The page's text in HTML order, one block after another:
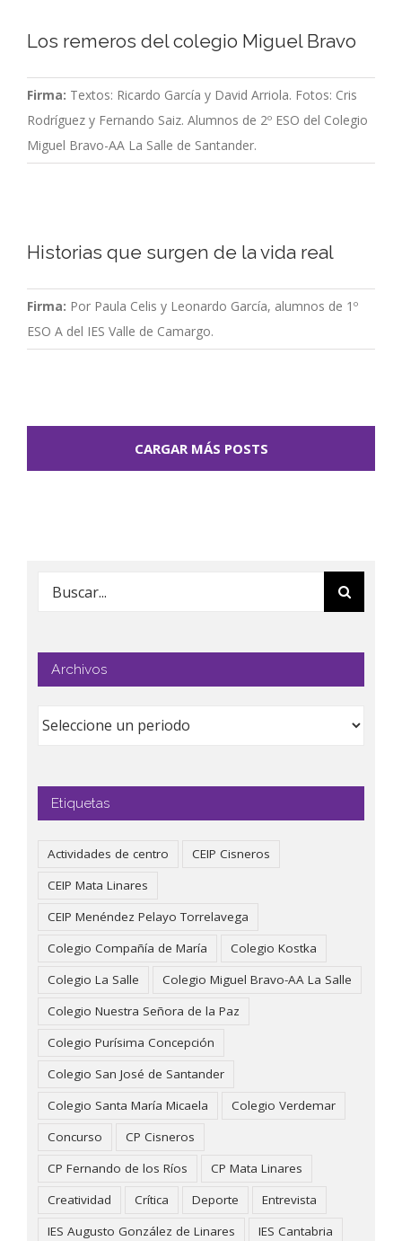
Los remeros del colegio Miguel Bravo
Firma: Textos: Ricardo García y David Arriola. Fotos: Cris
Rodríguez y Fernando Saiz. Alumnos de 2º ESO del Colegio
Miguel Bravo-AA La Salle de Santander.
Historias que surgen de la vida real
Firma: Por Paula Celis y Leonardo García, alumnos de 1º
ESO A del IES Valle de Camargo.
CARGAR MÁS POSTS
Buscar:
Archivos
Etiquetas
Actividades de centro
CEIP Cisneros
CEIP Mata Linares
CEIP Menéndez Pelayo Torrelavega
Colegio Compañía de María
Colegio Kostka
Colegio La Salle
Colegio Miguel Bravo-AA La Salle
Colegio Nuestra Señora de la Paz
Colegio Purísima Concepción
Colegio San José de Santander
Colegio Santa María Micaela
Colegio Verdemar
Concurso
CP Cisneros
CP Fernando de los Ríos
CP Mata Linares
Creatividad
Crítica Deporte
Entrevista
IES Augusto González de Linares
IES Cantabria